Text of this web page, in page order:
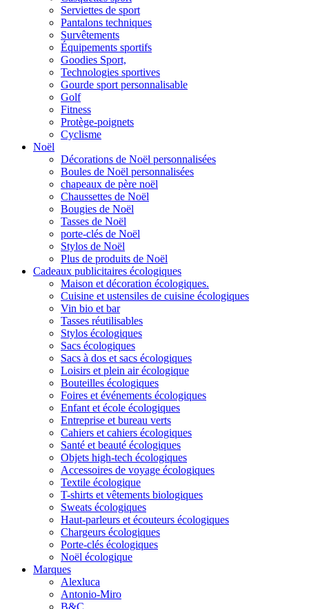
Serviettes de sport
Pantalons techniques
Survêtements
Équipements sportifs
Goodies Sport,
Technologies sportives
Gourde sport personnalisable
Golf
Fitness
Protège-poignets
Cyclisme
Noël
Décorations de Noël personnalisées
Boules de Noël personnalisées
chapeaux de père noël
Chaussettes de Noël
Bougies de Noël
Tasses de Noël
porte-clés de Noël
Stylos de Noël
Plus de produits de Noël
Cadeaux publicitaires écologiques
Maison et décoration écologiques.
Cuisine et ustensiles de cuisine écologiques
Vin bio et bar
Tasses réutilisables
Stylos écologiques
Sacs écologiques
Sacs à dos et sacs écologiques
Loisirs et plein air écologique
Bouteilles écologiques
Foires et événements écologiques
Enfant et école écologiques
Entreprise et bureau verts
Cahiers et cahiers écologiques
Santé et beauté écologiques
Objets high-tech écologiques
Accessoires de voyage écologiques
Textile écologique
T-shirts et vêtements biologiques
Sweats écologiques
Haut-parleurs et écouteurs écologiques
Chargeurs écologiques
Porte-clés écologiques
Noël écologique
Marques
Alexluca
Antonio-Miro
B&C